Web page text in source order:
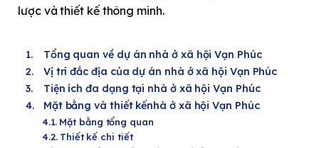
lược và thiết kế thông minh.
Tổng quan về dự án nhà ở xã hội Vạn Phúc
Vị trí đắc địa của dự án nhà ở xã hội Vạn Phúc
Tiện ích đa dạng tại nhà ở xã hội Vạn Phúc
Mặt bằng và thiết kếnhà ở xã hội Vạn Phúc
Mặt bằng tổng quan
Thiết kế chi tiết